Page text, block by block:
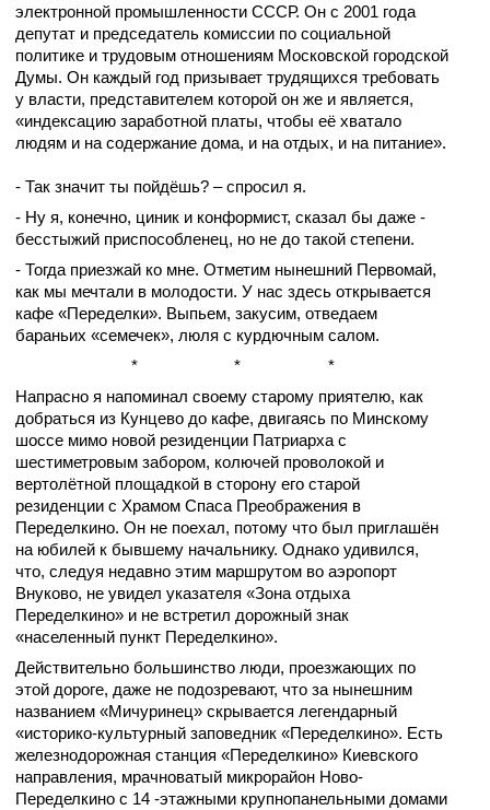
электронной промышленности СССР. Он с 2001 года
депутат и председатель комиссии по социальной
политике и трудовым отношениям Московской городской
Думы. Он каждый год призывает трудящихся требовать
у власти, представителем которой он же и является,
«индексацию заработной платы, чтобы её хватало
людям и на содержание дома, и на отдых, и на питание».
- Так значит ты пойдёшь? – спросил я.
- Ну я, конечно, циник и конформист, сказал бы даже -
бесстыжий приспособленец, но не до такой степени.
- Тогда приезжай ко мне. Отметим нынешний Первомай,
как мы мечтали в молодости. У нас здесь открывается
кафе «Переделки». Выпьем, закусим, отведаем
бараньих «семечек», люля с курдючным салом.
*
*
*
Напрасно я напоминал своему старому приятелю, как
добраться из Кунцево до кафе, двигаясь по Минскому
шоссе мимо новой резиденции Патриарха с
шестиметровым забором, колючей проволокой и
вертолётной площадкой в сторону его старой
резиденции с Храмом Спаса Преображения в
Переделкино. Он не поехал, потому что был приглашён
на юбилей к бывшему начальнику. Однако удивился,
что, следуя недавно этим маршрутом во аэропорт
Внуково, не увидел указателя «Зона отдыха
Переделкино» и не встретил дорожный знак
«населенный пункт Переделкино».
Действительно большинство люди, проезжающих по
этой дороге, даже не подозревают, что за нынешним
названием «Мичуринец» скрывается легендарный
«историко-культурный заповедник «Переделкино». Есть
железнодорожная станция «Переделкино» Киевского
направления, мрачноватый микрорайон Ново-
Переделкино с 14 -этажными крупнопанельными домами